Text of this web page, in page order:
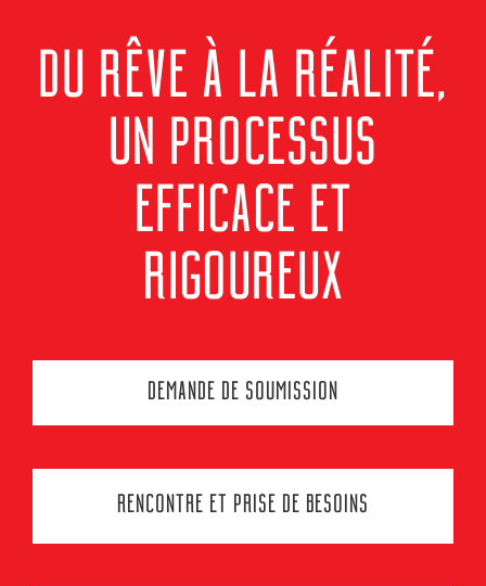
DU RÊVE À LA RÉALITÉ,
UN PROCESSUS
EFFICACE ET
RIGOUREUX
DEMANDE DE SOUMISSION
RENCONTRE ET PRISE DE BESOINS